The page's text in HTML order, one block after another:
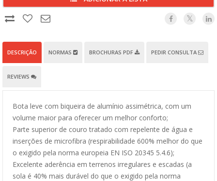
DESCRIÇÃO NORMAS BROCHURAS PDF PEDIR CONSULTA
REVIEWS
Bota leve com biqueira de alumínio assimétrica, com um
volume maior para oferecer um melhor conforto;
Parte superior de couro tratado com repelente de água e
inserções de microfibra (respirabilidade 600% melhor do que
o exigido pela norma europeia EN ISO 20345 5.4.6);
Excelente aderência em terrenos irregulares e escadas (a
sola é 40% mais durável do que o exigido pela norma